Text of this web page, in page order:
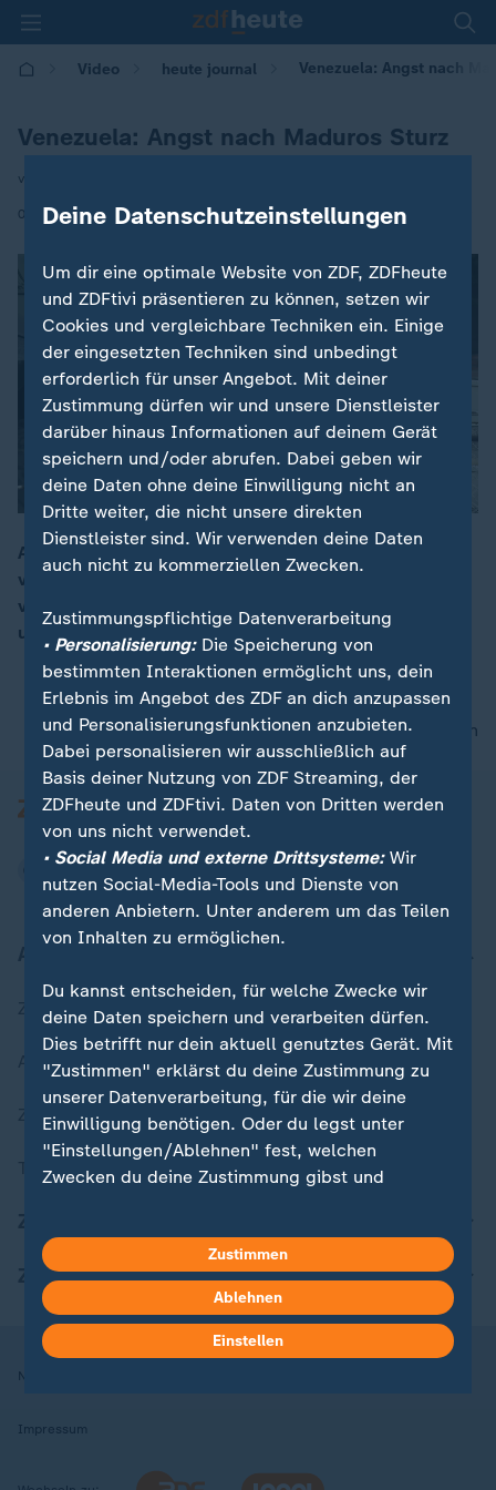
Video heute journal Venezuela: Angst nach
Venezuela: Angst nach Maduros Sturz
von Christoph Röckerath
08.01.2026 | 21:45
An der Grenze zu Venezuela berichten die Menschen
von der Angst, dass Trump nach ihrem Land greift -
von Unsicherheit und Hoffnung. Unser Korrespondent
unterwegs in Cucutá.
nach oben
Zuletzt veröffentlicht
Aktuelle Sendungs-Videos
ZDFheute Stories
Themen im Überblick
ZDFheute Apps
Nutzungsbedingungen
Impressum
Deine Datenschutzeinstellungen
Um dir eine optimale Website von ZDF, ZDFheute
und ZDFtivi präsentieren zu können, setzen wir
Cookies und vergleichbare Techniken ein. Einige
der eingesetzten Techniken sind unbedingt
erforderlich für unser Angebot. Mit deiner
Zustimmung dürfen wir und unsere Dienstleister
darüber hinaus Informationen auf deinem Gerät
speichern und/oder abrufen. Dabei geben wir
deine Daten ohne deine Einwilligung nicht an
Dritte weiter, die nicht unsere direkten
Dienstleister sind. Wir verwenden deine Daten
auch nicht zu kommerziellen Zwecken.
Zustimmungspflichtige Datenverarbeitung
• Personalisierung:Die Speicherung von
bestimmten Interaktionen ermöglicht uns, dein
Erlebnis im Angebot des ZDF an dich anzupassen
und Personalisierungsfunktionen anzubieten.
Dabei personalisieren wir ausschließlich auf
Basis deiner Nutzung von ZDF Streaming, der
ZDFheute und ZDFtivi. Daten von Dritten werden
von uns nicht verwendet.
• Social Media und externe Drittsysteme:Wir
nutzen Social-Media-Tools und Dienste von
anderen Anbietern. Unter anderem um das Teilen
von Inhalten zu ermöglichen.
Du kannst entscheiden, für welche Zwecke wir
deine Daten speichern und verarbeiten dürfen.
Dies betrifft nur dein aktuell genutztes Gerät. Mit
"Zustimmen" erklärst du deine Zustimmung zu
unserer Datenverarbeitung, für die wir deine
Einwilligung benötigen. Oder du legst unter
"Einstellungen/Ablehnen" fest, welchen
Zwecken du deine Zustimmung gibst und
in deinen Einstellungen widerrufen oder ändern.
Hier findest du das Impressum.
Weitere Informationen findest du in unserer
Datenschutzerklärung.
Zustimmen
Ablehnen
Einstellen